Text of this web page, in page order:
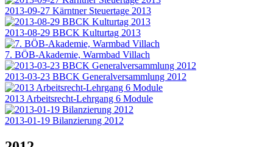
2013-09-27 Kärntner Steuertage 2013
2013-08-29 BBCK Kulturtag 2013
7. BÖB-Akademie, Warmbad Villach
2013-03-23 BBCK Generalversammlung 2012
2013 Arbeitsrecht-Lehrgang 6 Module
2013-01-19 Bilanzierung 2012